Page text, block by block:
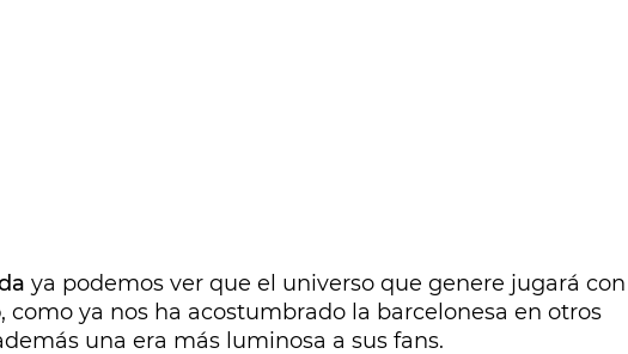
ya podemos ver que el universo que genere jugará con
, como ya nos ha acostumbrado la barcelonesa en otros
una era más luminosa a sus fans.